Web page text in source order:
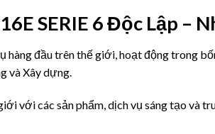
SERIE 6 Độc Lập –
hàng đầu trên thế giới, hoạt động trong
và Xây dựng.
với các sản phẩm, dịch vụ sáng tạo và